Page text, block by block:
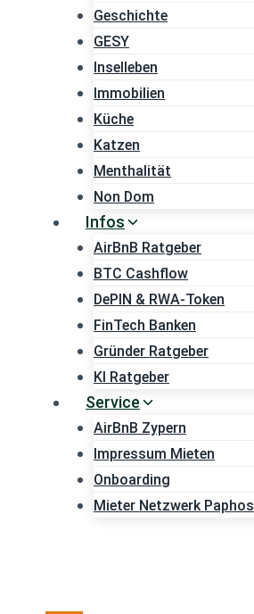
Geschichte
GESY
Inselleben
Immobilien
Küche
Katzen
Menthalität
Non Dom
Infos
AirBnB Ratgeber
BTC Cashflow
DePIN & RWA-Token
FinTech Banken
Gründer Ratgeber
KI Ratgeber
Service
AirBnB Zypern
Impressum Mieten
Onboarding
Mieter Netzwerk Paphos